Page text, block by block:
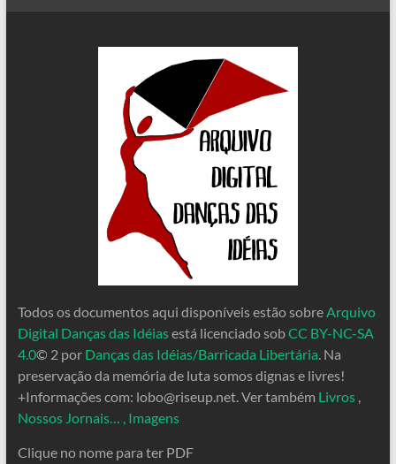
Todos os documentos aqui disponíveis estão sobreArquivo
Digital Danças das Idéiasestá licenciado sobCC BY-NC-SA
4.0© 2 por Danças das Idéias/Barricada Libertária. Na
preservação da memória de luta somos dignas e livres!
+Informações com: lobo@riseup.net. Ver também Livros,
Nossos Jornais… , Imagens
Clique no nome para ter PDF